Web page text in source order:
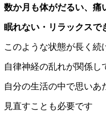
数か月も体がだるい、痛
眠れない・リラックスで
このような状態が長く続
自律神経の乱れが関係し
自分の生活の中で思いあ
見直すことも必要です